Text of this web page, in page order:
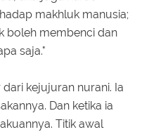
makhluk manusia;
boleh membenci dan
saja."
kejujuran nurani. Ia
Dan ketika ia
Titik awal